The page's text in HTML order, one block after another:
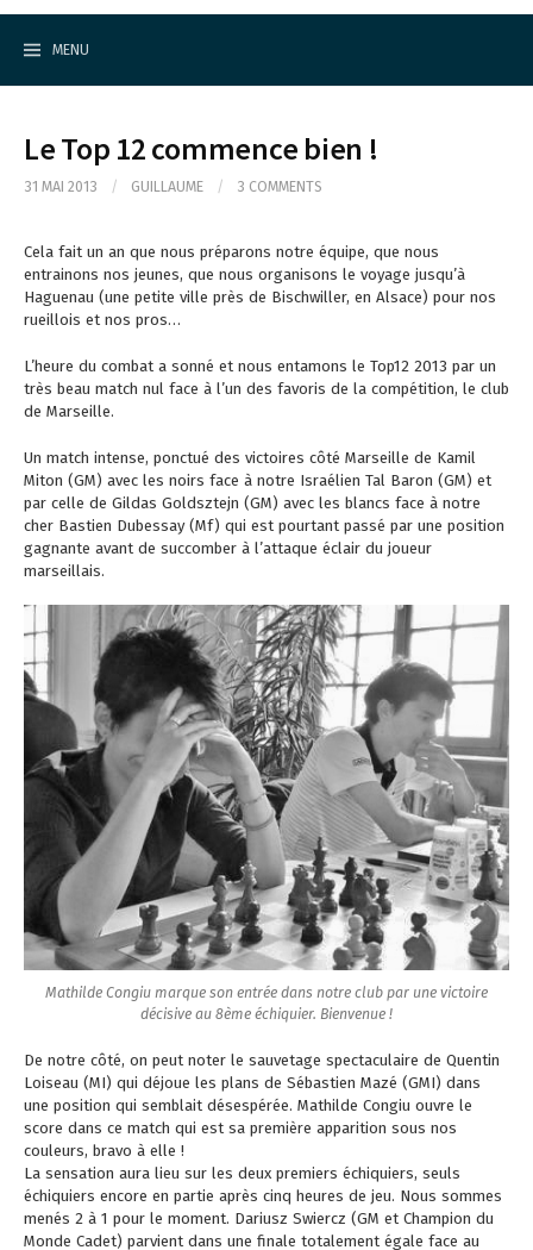
S
MENU
Le Top 12 commence bien !
31 MAI 2013 / GUILLAUME / 3 COMMENTS
Cela fait un an que nous préparons notre équipe, que nous
entrainons nos jeunes, que nous organisons le voyage jusqu’à
Haguenau (une petite ville près de Bischwiller, en Alsace) pour nos
rueillois et nos pros…
L’heure du combat a sonné et nous entamons le Top12 2013 par un
très beau match nul face à l’un des favoris de la compétition, le club
de Marseille.
Un match intense, ponctué des victoires côté Marseille de Kamil
Miton (GM) avec les noirs face à notre Israélien Tal Baron (GM) et
par celle de Gildas Goldsztejn (GM) avec les blancs face à notre
cher Bastien Dubessay (Mf) qui est pourtant passé par une position
gagnante avant de succomber à l’attaque éclair du joueur
marseillais.
Mathilde Congiu marque son entrée dans notre club par une victoire
décisive au 8ème échiquier. Bienvenue !
De notre côté, on peut noter le sauvetage spectaculaire de Quentin
Loiseau (MI) qui déjoue les plans de Sébastien Mazé (GMI) dans
une position qui semblait désespérée. Mathilde Congiu ouvre le
score dans ce match qui est sa première apparition sous nos
couleurs, bravo à elle !
La sensation aura lieu sur les deux premiers échiquiers, seuls
échiquiers encore en partie après cinq heures de jeu. Nous sommes
menés 2 à 1 pour le moment. Dariusz Swiercz (GM et Champion du
Monde Cadet) parvient dans une finale totalement égale face au